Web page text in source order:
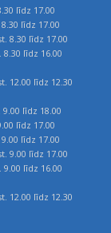
līdz 17.00
līdz 17.00
8.30 līdz 17.00
līdz 16.00
12.00 līdz 12.30
līdz 18.00
līdz 17.00
līdz 17.00
9.00 līdz 17.00
līdz 16.00
12.00 līdz 12.30